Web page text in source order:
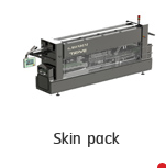
FRYING
HEAT SEALING
GERNAL
KRONENSkin pack